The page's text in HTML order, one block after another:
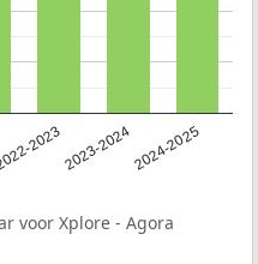
20232023-20242024-2025
voor Xplore - Agora